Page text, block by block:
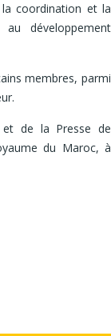
coordination et la
développement
membres, parmi
et de la Presse de
du Maroc, à